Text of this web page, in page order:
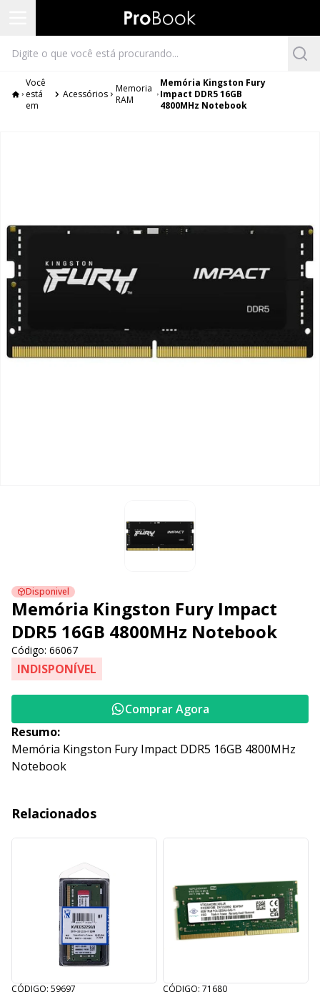
Você
está
em
Acessórios
Memoria
RAM
Memória Kingston Fury
Impact DDR5 16GB
4800MHz Notebook
Disponivel
Memória Kingston Fury Impact
DDR5 16GB 4800MHz Notebook
Código: 66067
INDISPONÍVEL
Comprar Agora
Resumo:
Memória Kingston Fury Impact DDR5 16GB 4800MHz
Notebook
Relacionados
CÓDIGO: 59697 CÓDIGO: 71680